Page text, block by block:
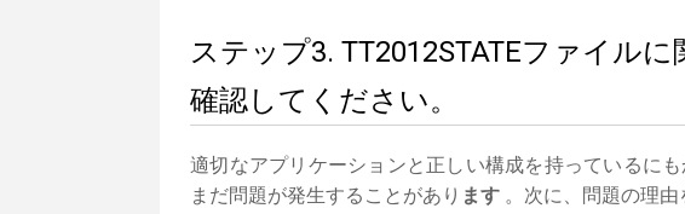
ステップ3. TT2012STATEファイル
確認してください。
適切なアプリケーションと正しい構成を持っているに
まだ問題が発生することがあり ます 。次に、問題の理由